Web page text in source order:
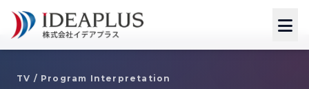
TV / Program Interpretation